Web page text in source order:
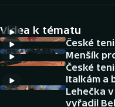
Cyklistika
DALŠÍ SPORTY
Americký fotbal
NEPŘEHLÉDNĚTE
Videa k tématu
České
Menšík
České
Italkám a
Lehečka
vyřadil